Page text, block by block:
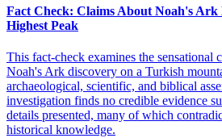
Fact Check: Claims About Noah's Ark
Highest Peak
This fact-check examines the sensational
Noah's Ark discovery on a Turkish
archaeological, scientific, and biblical
investigation finds no credible evidence
details presented, many of which
historical knowledge.